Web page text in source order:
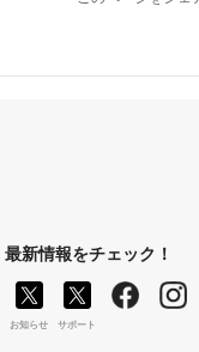
最新情報をチェック！
お知らせ サポート